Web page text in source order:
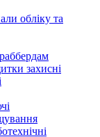
обліку та
захисні